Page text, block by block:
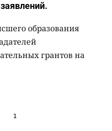
образования
грантов на